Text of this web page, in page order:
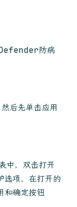
防病
后先单击应用
，双击打开
选项，在打开的
和确定按钮